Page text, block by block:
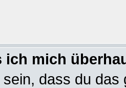
ich mich
dass du